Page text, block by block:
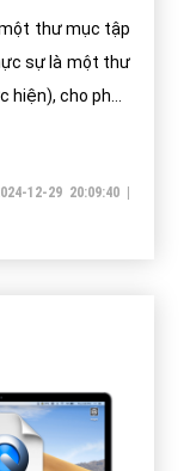
thư mục tập
sự là một thư
cho phép
12-29 20:09:40 |